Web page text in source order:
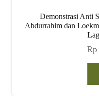
Demonstrasi Anti
Abdurrahim dan
Rp